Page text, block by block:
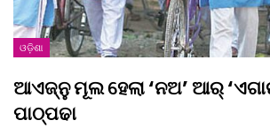
ଓଡ଼ିଶା
ଆଏଜ୍‌ନୁ ମୂଲ ହେଲା ‘ନଅ’ ଆର୍
ପାଠ୍‌ପଢା